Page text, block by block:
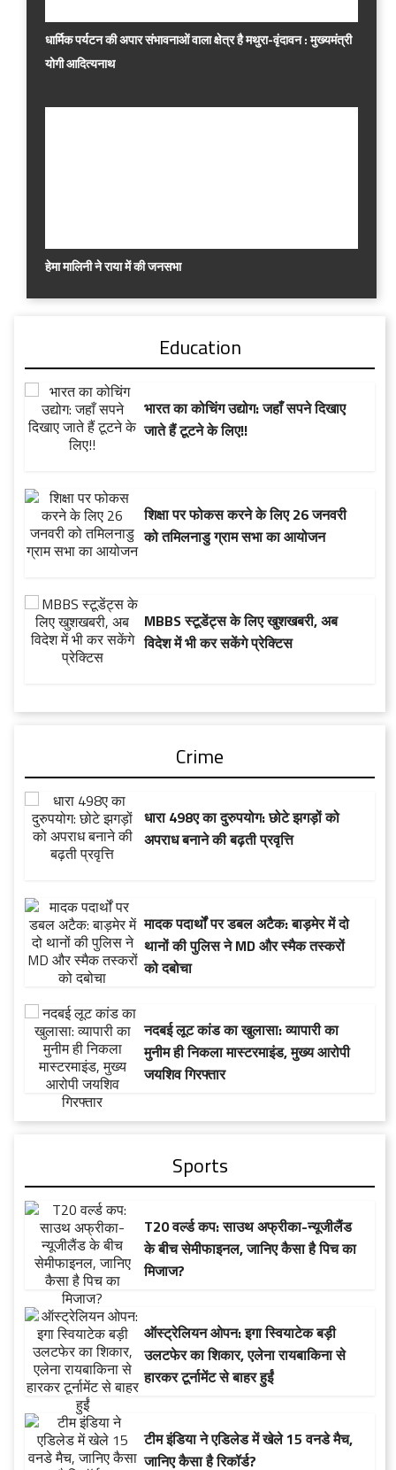
धार्मिक पर्यटन की अपार संभावनाओं वाला क्षेत्र है मथुरा-वृंदावन : मुख्यमंत्री
योगी आदित्यनाथ
हेमा मालिनी ने राया में की जनसभा
Education
​भारत का कोचिंग उद्योग: जहाँ सपने दिखाए
जाते हैं टूटने के लिए!!
शिक्षा पर फोकस करने के लिए 26 जनवरी
को तमिलनाडु ग्राम सभा का आयोजन
MBBS स्टूडेंट्स के लिए खुशखबरी, अब
विदेश में भी कर सकेंगे प्रेक्टिस
Crime
धारा 498ए का दुरुपयोग: छोटे झगड़ों को
अपराध बनाने की बढ़ती प्रवृत्ति
मादक पदार्थों पर डबल अटैक: बाड़मेर में दो
थानों की पुलिस ने MD और स्मैक तस्करों
को दबोचा
नदबई लूट कांड का खुलासा: व्यापारी का
मुनीम ही निकला मास्टरमाइंड, मुख्य आरोपी
जयशिव गिरफ्तार
Sports
T20 वर्ल्ड कप: साउथ अफ्रीका-न्यूजीलैंड
के बीच सेमीफाइनल, जानिए कैसा है पिच का
मिजाज?
ऑस्ट्रेलियन ओपन: इगा स्वियाटेक बड़ी
उलटफेर का शिकार, एलेना रायबाकिना से
हारकर टूर्नामेंट से बाहर हुईं
टीम इंडिया ने एडिलेड में खेले 15 वनडे मैच,
जानिए कैसा है रिकॉर्ड?